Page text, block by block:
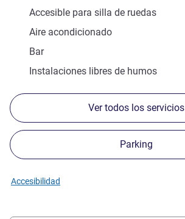
Accesible para silla de ruedas
Aire acondicionado
Bar
Instalaciones libres de humos
Ver todos los servicios
Parking
Accesibilidad